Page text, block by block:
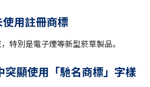
用註冊商標
特別是電子煙等新型菸草製品。
突顯使用「馳名商標」字樣